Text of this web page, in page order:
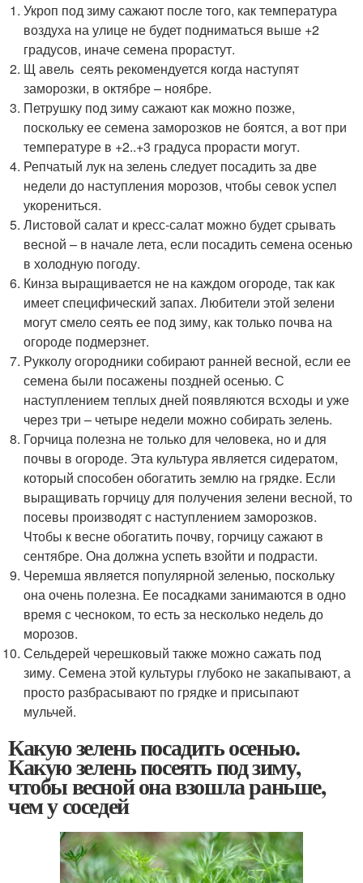
Укроп под зиму сажают после того, как температура
воздуха на улице не будет подниматься выше +2
градусов, иначе семена прорастут.
Щ авель сеять рекомендуется когда наступят
заморозки, в октябре – ноябре.
Петрушку под зиму сажают как можно позже,
поскольку ее семена заморозков не боятся, а вот при
температуре в +2..+3 градуса прорасти могут.
Репчатый лук на зелень следует посадить за две
недели до наступления морозов, чтобы севок успел
укорениться.
Листовой салат и кресс-салат можно будет срывать
весной – в начале лета, если посадить семена осенью
в холодную погоду.
Кинза выращивается не на каждом огороде, так как
имеет специфический запах. Любители этой зелени
могут смело сеять ее под зиму, как только почва на
огороде подмерзнет.
Рукколу огородники собирают ранней весной, если ее
семена были посажены поздней осенью. С
наступлением теплых дней появляются всходы и уже
через три – четыре недели можно собирать зелень.
Горчица полезна не только для человека, но и для
почвы в огороде. Эта культура является сидератом,
который способен обогатить землю на грядке. Если
выращивать горчицу для получения зелени весной, то
посевы производят с наступлением заморозков.
Чтобы к весне обогатить почву, горчицу сажают в
сентябре. Она должна успеть взойти и подрасти.
Черемша является популярной зеленью, поскольку
она очень полезна. Ее посадками занимаются в одно
время с чесноком, то есть за несколько недель до
морозов.
Сельдерей черешковый также можно сажать под
зиму. Семена этой культуры глубоко не закапывают, а
просто разбрасывают по грядке и присыпают
мульчей.
Какую зелень посадить осенью.
Какую зелень посеять под зиму,
чтобы весной она взошла раньше,
чем у соседей